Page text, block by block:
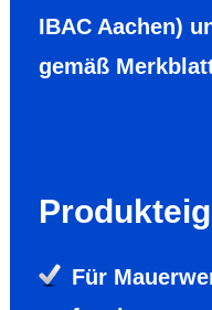
IBAC Aachen)
gemäß
Für